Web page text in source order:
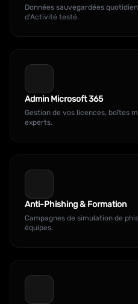
Données sauvegardées
d'Activité testé.
Admin Microsoft 365
Gestion de vos licences, boîtes
experts.
Anti-Phishing & Formation
Campagnes de simulation de
équipes.